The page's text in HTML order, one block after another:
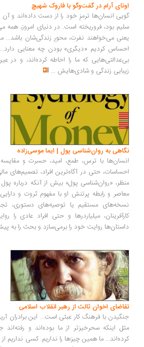
آرام در گفت‌وگو با فاروک شهیچ‭
انسان‌ها ترمزِ خود را از دست داده‌اند و آن کُدِ
بود، فروریخته است. در دنیای امروز، همه
می‌خواهند نفرت، محورِ زندگی‌شان باشد... ما با
کردیم «دیگری» بودن چه معنایی دارد...
که ما را احاطه کرده‌اند، و در عین
زندگی و شادی‌هایش...
به روان‌شناسی پول | ایما موسی‌زاده
با ترس، طمع، امید، حسرت و مقایسه
حتی در آگاه‌ترین افراد، تصمیم‌های مالی را
«روان‌شناسی پول» بیش از آنکه درباره پول باشد،
و رابطه پرتنش او با مفهوم ثروت و دارایی است...
مستقیم یا توصیه‌های دستوری، تجربه
میلیاردرها و حتی افراد عادی را روایت
روایت خود را برمی‌سازد و بحث را به پیش
اخوان ثالث از رهبر انقلاب اسلامی
با فرهنگ کار عبثی است... این برادران آریایی ما و
اینکه سحرخیزتر از ما بوده‌اند و رفته‌اند
ما همین چیزها را نداریم. کسی نداریم از ما